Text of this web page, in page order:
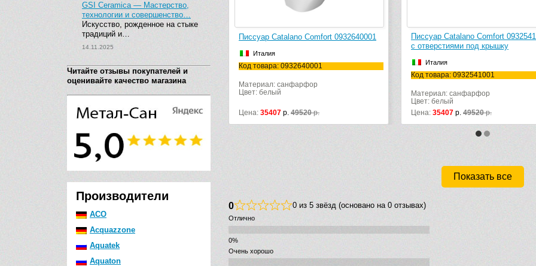
GSI Ceramica — Мастерство,
технологии и совершенство…
Искусство, рожденное на стыке
традиций и…
14.11.2025
Читайте отзывы покупателей и
оценивайте качество магазина
Производители
ACO
Acquazzone
Aquatek
Aquaton
Писсуар Catalano Comfort 0932640001
Италия
Код товара: 0932640001
Материал: санфарфор
Цвет: белый
Цена: 35407 р. 49520р.
Писсуар Catalano Comfort
с отверстиями под крышку
Италия
Код товара: 0932541001
Материал: санфарфор
Цвет: белый
Цена: 35407 р. 49520р.
Показать все
0 0 из 5 звёзд (основано на 0 отзывах)
Отлично
Очень хорошо